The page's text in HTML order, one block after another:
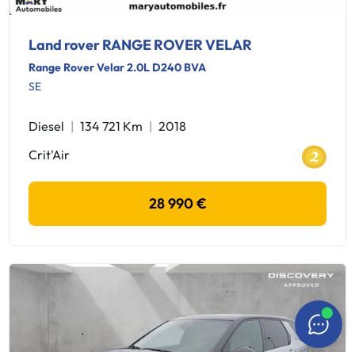
Land rover RANGE ROVER VELAR
Range Rover Velar 2.0L D240 BVA
SE
Diesel 134 721 Km
2018
Crit'Air
28 990 €